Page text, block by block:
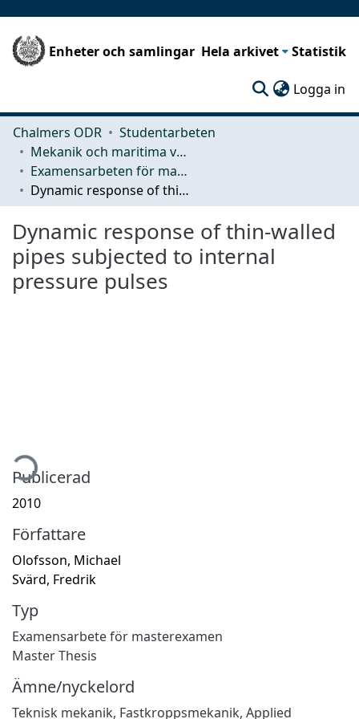
Enheter och samlingar Hela arkivet Statistik
Logga in
Chalmers ODR
Studentarbeten
Mekanik och maritima vetenskaper (M2)
Examensarbeten för masterexamen
Dynamic response of thin-walled pipes subjected to internal pressure pulses
Dynamic response of thin-walled
pipes subjected to internal
pressure pulses
Publicerad
2010
Författare
Olofsson, Michael
Svärd, Fredrik
Typ
Examensarbete för masterexamen
Master Thesis
Ämne/nyckelord
Teknisk mekanik, Fastkroppsmekanik, Applied